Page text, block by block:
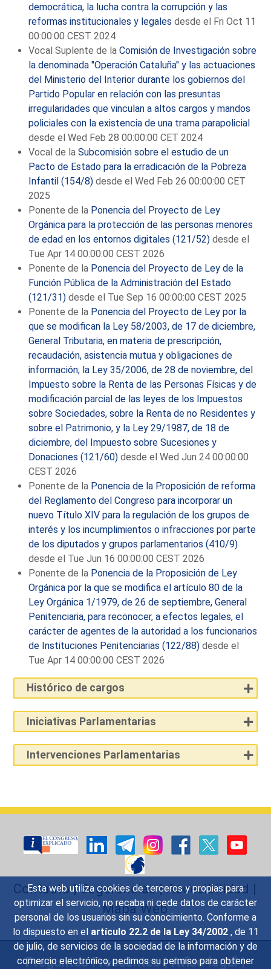
Esta web utiliza cookies de terceros y propias para
optimizar el servicio, no recaba ni cede datos de carácter
personal de los usuarios sin su conocimiento. Conforme a
lo dispuesto en el artículo 22.2 de la Ley 34/2002 , de 11
de julio, de servicios de la sociedad de la información y de
comercio electrónico, pedimos su permiso para obtener
democrática, la lucha contra la corrupción y las
reformas institucionales y legales desde el Fri Oct 11
00:00:00 CEST 2024
Vocal Suplente de laComisión de Investigación sobre
la denominada "Operación Cataluña" y las actuaciones
del Ministerio del Interior durante los gobiernos del
Partido Popular en relación con las presuntas
irregularidades que vinculan a altos cargos y mandos
policiales con la existencia de una trama parapolicial
desde el Wed Feb 28 00:00:00 CET 2024
Vocal de laSubcomisión sobre el estudio de un
Pacto de Estado para la erradicación de la Pobreza
Infantil (154/8) desde el Wed Feb 26 00:00:00 CET
2025
Ponente de la Ponencia del Proyecto de Ley
Orgánica para la protección de las personas menores
de edad en los entornos digitales (121/52) desde el
Tue Apr 14 00:00:00 CEST 2026
Ponente de la Ponencia del Proyecto de Ley de la
Función Pública de la Administración del Estado
(121/31) desde el Tue Sep 16 00:00:00 CEST 2025
Ponente de la Ponencia del Proyecto de Ley por la
que se modifican la Ley 58/2003, de 17 de diciembre,
General Tributaria, en materia de prescripción,
recaudación, asistencia mutua y obligaciones de
información; la Ley 35/2006, de 28 de noviembre, del
Impuesto sobre la Renta de las Personas Físicas y de
modificación parcial de las leyes de los Impuestos
sobre Sociedades, sobre la Renta de no Residentes y
sobre el Patrimonio, y la Ley 29/1987, de 18 de
diciembre, del Impuesto sobre Sucesiones y
Donaciones (121/60) desde el Wed Jun 24 00:00:00
CEST 2026
Ponente de la Ponencia de la Proposición de reforma
del Reglamento del Congreso para incorporar un
nuevo Título XIV para la regulación de los grupos de
interés y los incumplimientos o infracciones por parte
de los diputados y grupos parlamentarios (410/9)
desde el Tue Jun 16 00:00:00 CEST 2026
Ponente de la Ponencia de la Proposición de Ley
Orgánica por la que se modifica el artículo 80 de la
Ley Orgánica 1/1979, de 26 de septiembre, General
Penitenciaria, para reconocer, a efectos legales, el
carácter de agentes de la autoridad a los funcionarios
de Instituciones Penitenciarias (122/88) desde el
Tue Apr 14 00:00:00 CEST 2026
Histórico de cargos
Iniciativas Parlamentarias
Intervenciones Parlamentarias
Contacto|Sugerencias|Accesibilidad |
Mapa Web
Preguntas Frecuentes|Aviso legal|